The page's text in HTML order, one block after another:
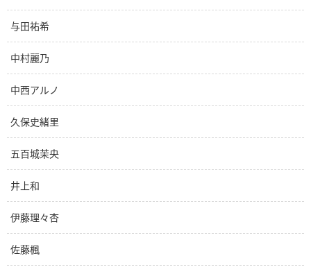
与田祐希
中村麗乃
中西アルノ
久保史緒里
五百城茉央
井上和
伊藤理々杏
佐藤楓